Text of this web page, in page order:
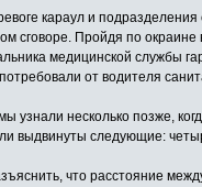
караул и подразделения
сговоре. Пройдя по окраине
медицинской службы
от водителя
узнали несколько позже,
выдвинуты следующие:
что расстояние